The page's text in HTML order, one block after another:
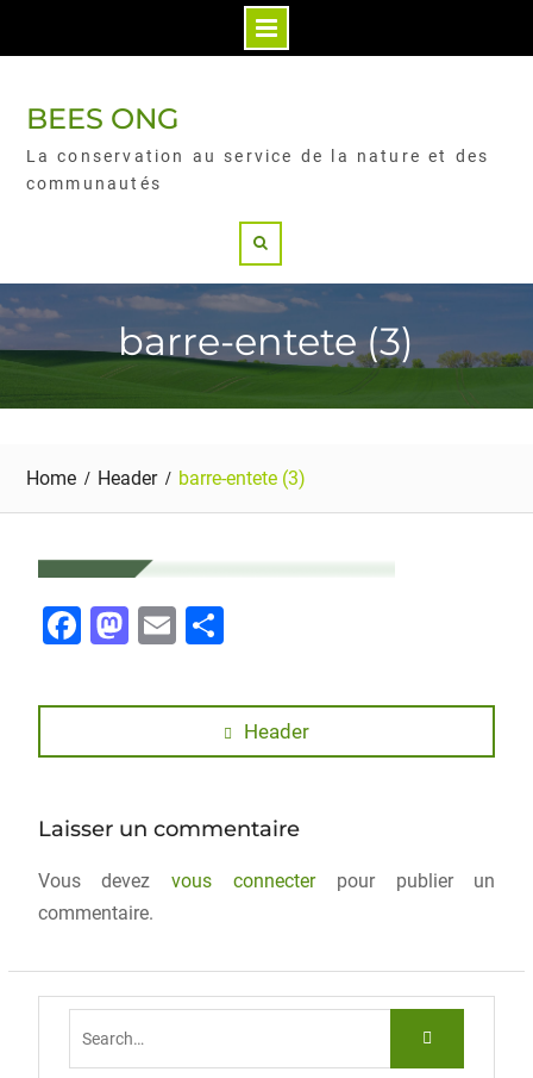
BEES ONG
La conservation au service de la nature et des
communautés
barre-entete (3)
Home Header barre-entete (3)
F
c
o
k
M
st
o
E
ai
P
ta
g Header
Laisser un commentaire
Vous devezvous connecterpour publier un
commentaire.